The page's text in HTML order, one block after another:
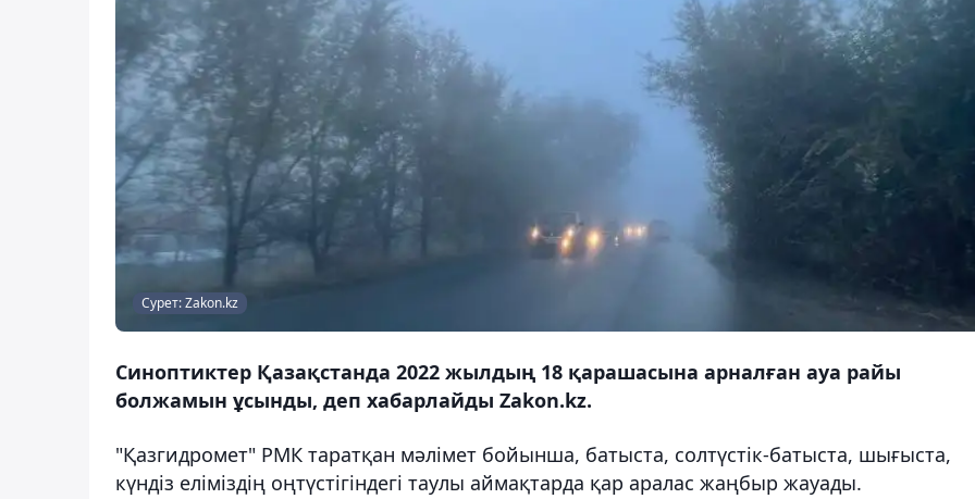
Сурет: Zakon.kz
Синоптиктер Қазақстанда 2022 жылдың 18 қарашасына арналған ауа райы
болжамын ұсынды, деп хабарлайды Zakon.kz.
"Қазгидромет" РМК таратқан мәлімет бойынша, батыста, солтүстік-батыста, шығыста,
күндіз еліміздің оңтүстігіндегі таулы аймақтарда қар аралас жаңбыр жауады.